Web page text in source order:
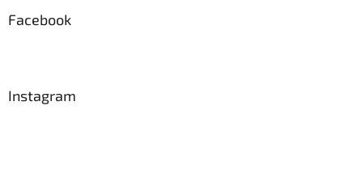
Facebook
Instagram